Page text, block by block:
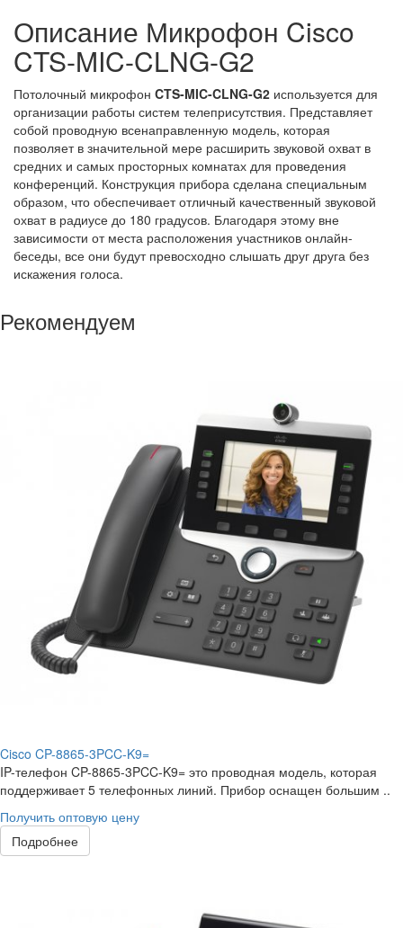
Описание Микрофон Cisco
CTS-MIC-CLNG-G2
Потолочный микрофон CTS-MIC-CLNG-G2 используется для
организации работы систем телеприсутствия. Представляет
собой проводную всенаправленную модель, которая
позволяет в значительной мере расширить звуковой охват в
средних и самых просторных комнатах для проведения
конференций. Конструкция прибора сделана специальным
образом, что обеспечивает отличный качественный звуковой
охват в радиусе до 180 градусов. Благодаря этому вне
зависимости от места расположения участников онлайн-
беседы, все они будут превосходно слышать друг друга без
искажения голоса.
Рекомендуем
Cisco CP-8865-3PCC-K9=
IP-телефон CP-8865-3PCC-K9= это проводная модель, которая
поддерживает 5 телефонных линий. Прибор оснащен большим ..
Получить оптовую цену
Подробнее